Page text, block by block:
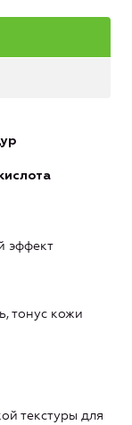
эффект
тонус кожи
текстуры для